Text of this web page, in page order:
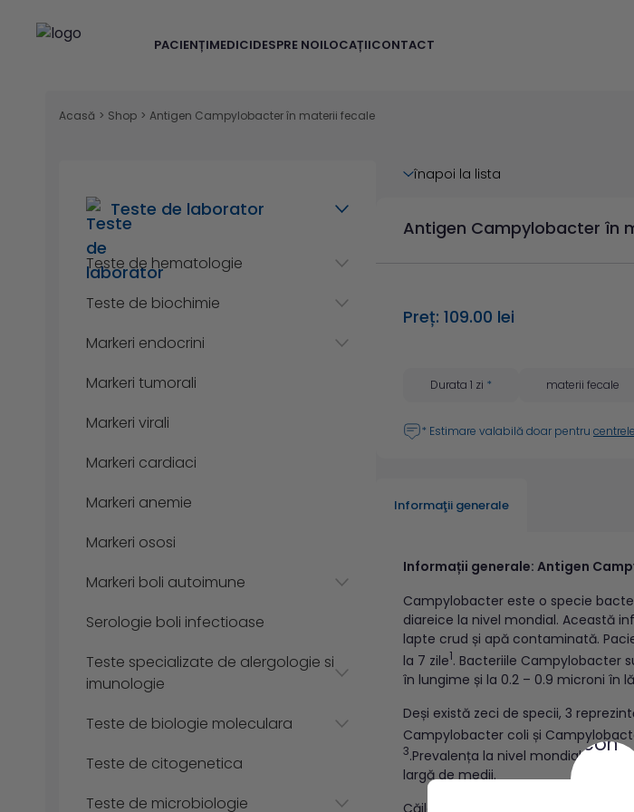
PACIENȚIMEDICIDESPRE NOILOCAȚIICONTACT
Acasă > Shop > Antigen Campylobacter în materii fecale
Teste de laborator
Teste de hematologie
Teste de biochimie
Markeri endocrini
Markeri tumorali
Markeri virali
Markeri cardiaci
Markeri anemie
Markeri ososi
Markeri boli autoimune
Serologie boli infectioase
Teste specializate de alergologie si
imunologie
Teste de biologie moleculara
Teste de citogenetica
Teste de microbiologie
înapoi la lista
Antigen Campylobacter în
Preț: 109.00 lei
Durata 1 zi * materii fecale
* Estimare valabilă doar pentru
Informaţii generale
Informații generale: Antigen
Campylobacter este o specie
diareice la nivel mondial. Această
lapte crud și apă contaminată.
la 7 zile1. Bacteriile Campylobacter
în lungime și la 0.2 – 0.9 microni în
Deși există zeci de specii, 3
Campylobacter coli și
3.Prevalența la nivel mondial a
largă de medii.
Căile de transmitere la oameni